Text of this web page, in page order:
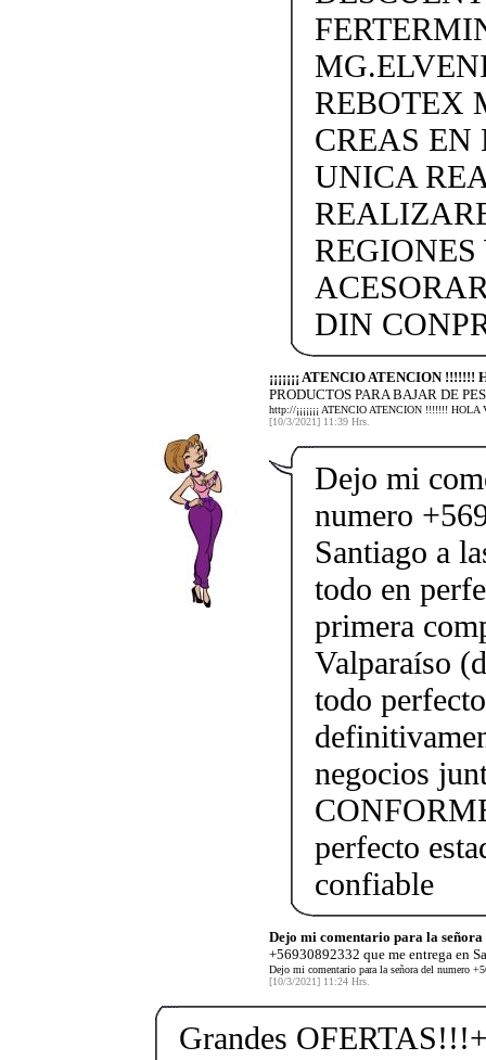
REBOTEX
CREAS EN
UNICA
REGIONES
DIN
¡¡¡¡¡¡¡ ATENCIO ATENCION
PRODUCTOS PARA BAJAR DE
http://¡¡¡¡¡¡¡ ATENCIO ATENCION !!!!!!!
[10/3/2021] 11:39 Hrs.
Dejo mi
numero
Santiago a
todo en
primera
Valparaíso
todo
negocios
perfecto
confiable
Dejo mi comentario para la señora
+56930892332 que me entrega en
Dejo mi comentario para la señora del numero
[10/3/2021] 11:24 Hrs.
Grandes